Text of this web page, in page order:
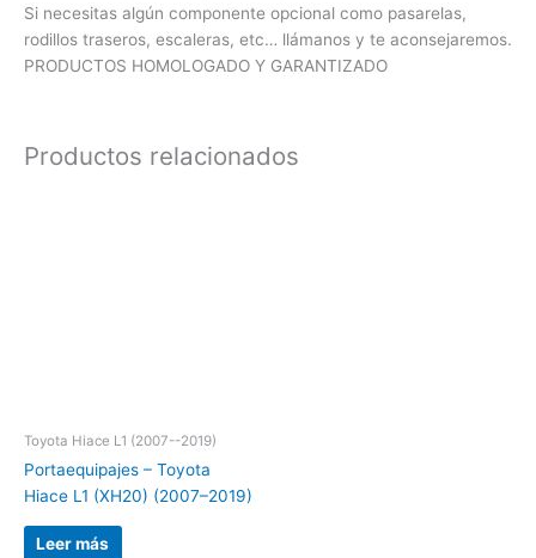
Si necesitas algún componente opcional como pasarelas,
rodillos traseros, escaleras, etc… llámanos y te aconsejaremos.
PRODUCTOS HOMOLOGADO Y GARANTIZADO
Productos relacionados
Toyota Hiace L1 (2007--2019)
Portaequipajes – Toyota
Hiace L1 (XH20) (2007–2019)
Leer más